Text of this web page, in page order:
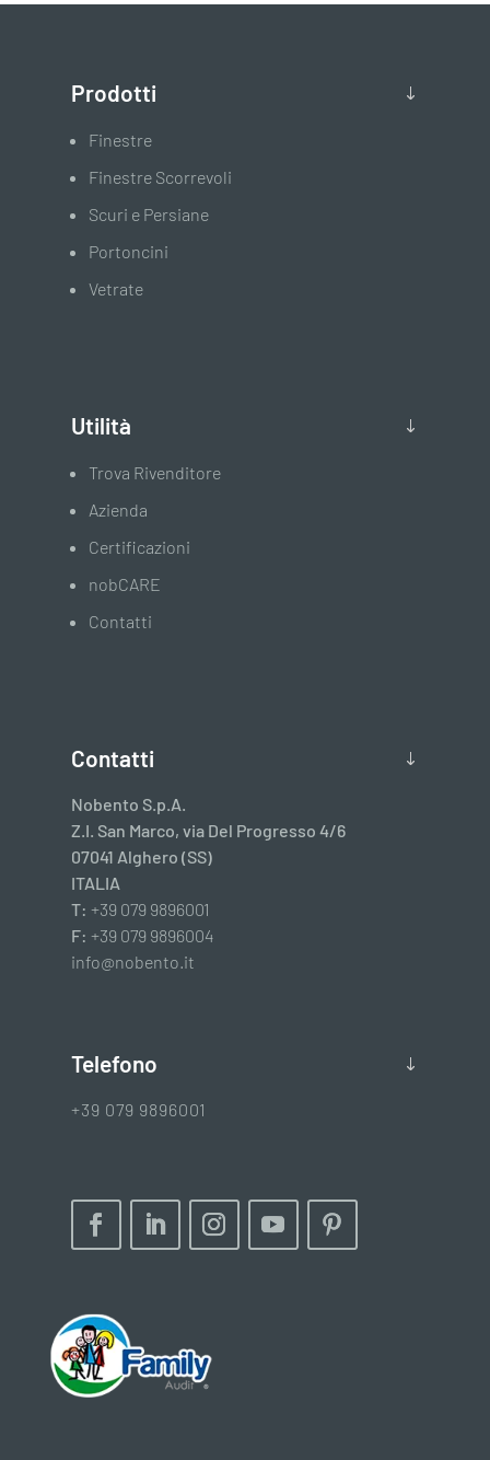
Prodotti
Finestre
Finestre Scorrevoli
Scuri e Persiane
Portoncini
Vetrate
Utilità
Trova Rivenditore
Azienda
Certificazioni
nobCARE
Contatti
Contatti
Nobento S.p.A.
Z.I. San Marco, via Del Progresso 4/6
07041 Alghero (SS)
ITALIA
T: +39 079 9896001
F: +39 079 9896004
info@nobento.it
Telefono
+39 079 9896001